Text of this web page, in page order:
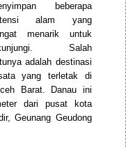
beberapa
alam yang
menarik untuk
Salah
adalah destinasi
yang terletak di
Barat. Danau ini
dari pusat kota
Geunang Geudong